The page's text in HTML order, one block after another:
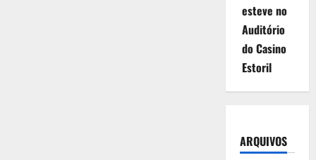
esteve no
Auditório
do Casino
Estoril
ARQUIVOS